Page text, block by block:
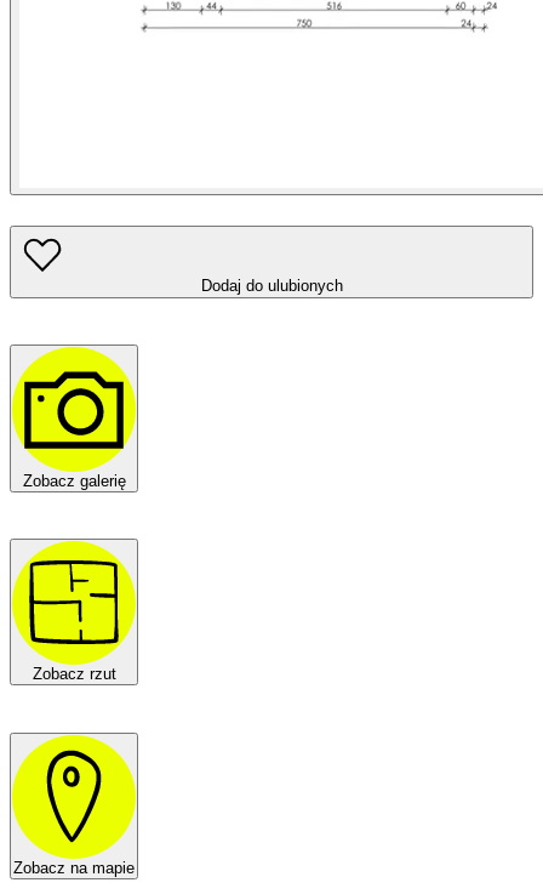
Dodaj do ulubionych
Zobacz galerię
Zobacz rzut
Zobacz na mapie